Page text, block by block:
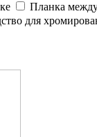
Планка
для